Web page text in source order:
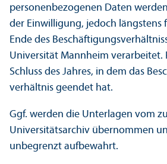
personenbezogenen Daten
der Einwilligung, jedoch längstens
Ende des
Universität Mannheim verarbeitet.
Schluss des Jahres, in dem das
verhältnis geendet hat.
Ggf. werden die Unter­lagen vom
Universitäts­archiv übernommen
unbegrenzt aufbewahrt.